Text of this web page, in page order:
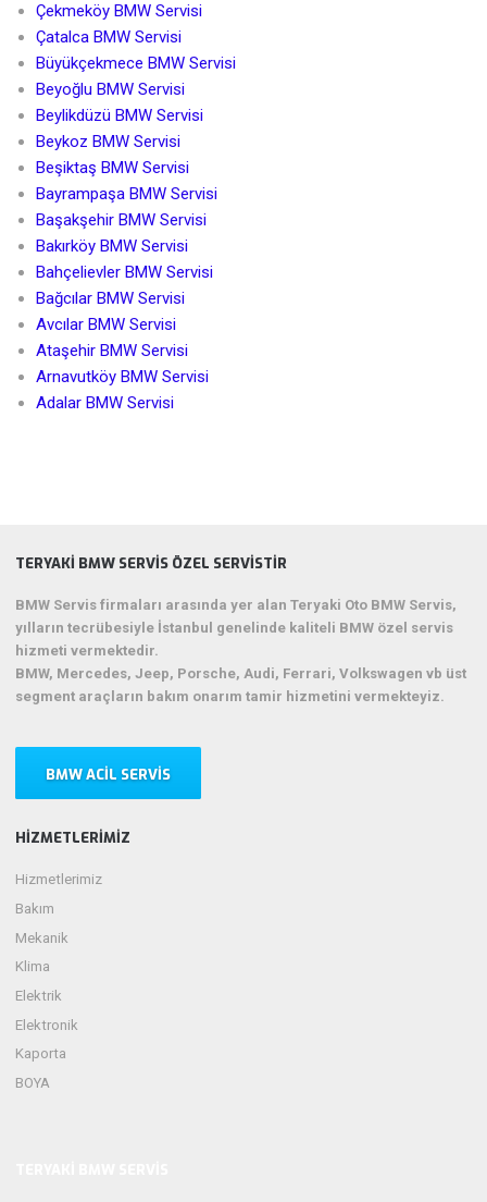
Çekmeköy BMW Servisi
Çatalca BMW Servisi
Büyükçekmece BMW Servisi
Beyoğlu BMW Servisi
Beylikdüzü BMW Servisi
Beykoz BMW Servisi
Beşiktaş BMW Servisi
Bayrampaşa BMW Servisi
Başakşehir BMW Servisi
Bakırköy BMW Servisi
Bahçelievler BMW Servisi
Bağcılar BMW Servisi
Avcılar BMW Servisi
Ataşehir BMW Servisi
Arnavutköy BMW Servisi
Adalar BMW Servisi
TERYAKI BMW SERVIS ÖZEL SERVISTIR
BMW Servis firmaları arasında yer alan Teryaki Oto BMW Servis,
yılların tecrübesiyle İstanbul genelinde kaliteli BMW özel servis
hizmeti vermektedir.
BMW, Mercedes, Jeep, Porsche, Audi, Ferrari, Volkswagen vb üst
segment araçların bakım onarım tamir hizmetini vermekteyiz.
BMW ACIL SERVIS
HIZMETLERIMIZ
Hizmetlerimiz
Bakım
Mekanik
Klima
Elektrik
Elektronik
Kaporta
BOYA